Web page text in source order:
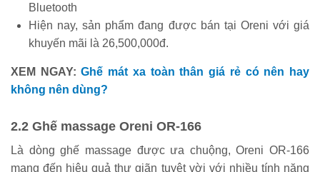
Bluetooth
Hiện nay, sản phẩm đang được bán tại Oreni với giá
khuyến mãi là 26,500,000đ.
XEM NGAY:Ghế mát xa toàn thân giá rẻ có nên hay
không nên dùng?
2.2 Ghế massage Oreni OR-166
Là dòng ghế massage được ưa chuộng, Oreni OR-166
mang đến hiệu quả thư giãn tuyệt vời với nhiều tính năng